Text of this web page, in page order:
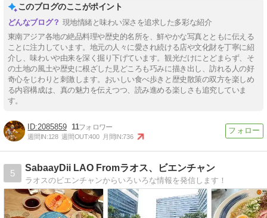
このブログのここがポイント
現地情緒と味わい深さを追求した多彩な紹介
東南アジア各地の絶品料理や歴史的名所を、鮮やかな写真とともに伝える
ことに注力しています。地元の人々に愛され続ける店や文化財を丁寧に紹
介し、味わいや由来を深く掘り下げています。観光だけにとどまらず、そ
の土地の風土や歴史に根ざした見どころも巧みに描き出し、訪れる人の好
奇心をじわりと刺激します。おいしい食べ歩きと歴史散策の双方を楽しめ
る内容構成は、真の魅力を伝えつつ、読み進める楽しさも追究していま
す。
2085859 11
週間IN:128 週間OUT:400 月間IN:736
5
SabaayDii LAO Fromラオス、ビエンチャン
ラオスのビエンチャンからいろいろな情報を発信します！